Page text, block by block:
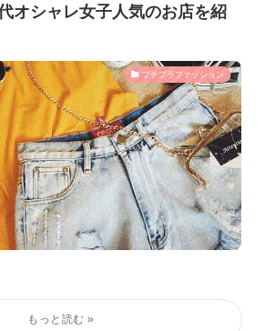
オシャレ女子人気のお店を紹
プチプラファッション